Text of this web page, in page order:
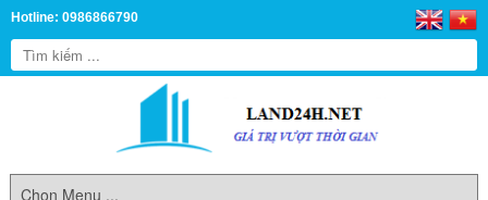
Hotline: 0986866790